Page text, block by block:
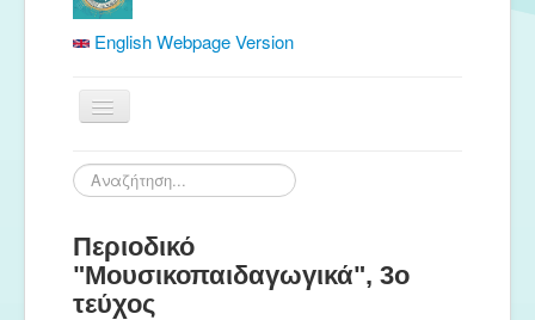
English Webpage Version
Αρχική
Δωρεάν Υλικό
Εκδόσεις
Αναζήτηση...
Περιοδικό
"Μουσικοπαιδαγωγικά", 3ο
τεύχος